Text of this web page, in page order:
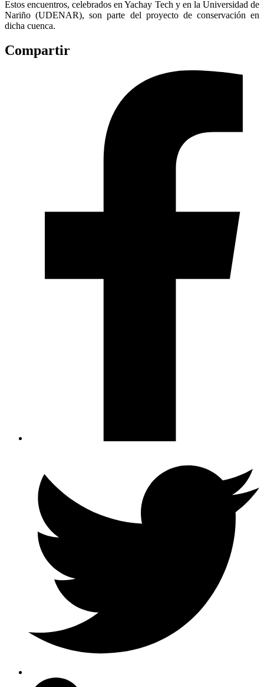
Estos encuentros, celebrados en Yachay Tech y en la Universidad de
Nariño (UDENAR), son parte del proyecto de conservación en
dicha cuenca.
Compartir